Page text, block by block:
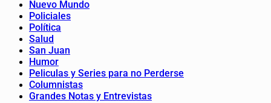
Nuevo Mundo
Policiales
Política
Salud
San Juan
Humor
Peliculas y Series para no Perderse
Columnistas
Grandes Notas y Entrevistas